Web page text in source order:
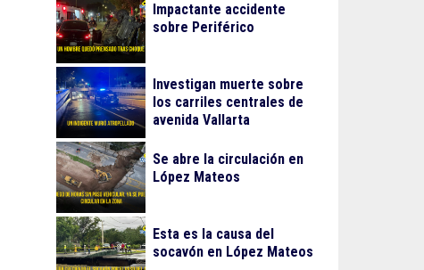
Impactante accidente
sobre Periférico
Investigan muerte sobre
los carriles centrales de
avenida Vallarta
Se abre la circulación en
López Mateos
Esta es la causa del
socavón en López Mateos